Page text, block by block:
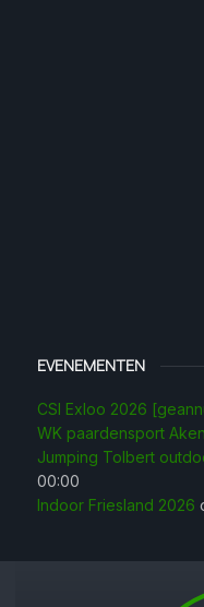
EVENEMENTEN
CSI Exloo 2026
WK paardensport
Jumping Tolbert
00:00
Indoor Friesland 2026